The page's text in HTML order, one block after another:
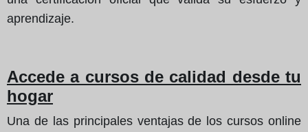
aprendizaje.
Accede a cursos de calidad desde tu
hogar
Una de las principales ventajas de los cursos online